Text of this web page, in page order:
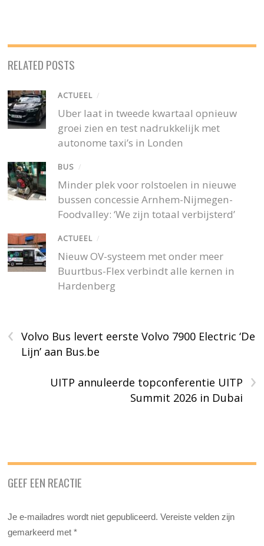
RELATED POSTS
ACTUEEL /
Uber laat in tweede kwartaal opnieuw
groei zien en test nadrukkelijk met
autonome taxi’s in Londen
BUS /
Minder plek voor rolstoelen in nieuwe
bussen concessie Arnhem-Nijmegen-
Foodvalley: ‘We zijn totaal verbijsterd’
ACTUEEL /
Nieuw OV-systeem met onder meer
Buurtbus-Flex verbindt alle kernen in
Hardenberg
‹
Volvo Bus levert eerste Volvo 7900 Electric ‘De
Lijn’ aan Bus.be
›
UITP annuleerde topconferentie UITP
Summit 2026 in Dubai
GEEF EEN REACTIE
Je e-mailadres wordt niet gepubliceerd. Vereiste velden zijn
gemarkeerd met*